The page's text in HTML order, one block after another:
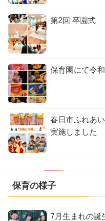
第2回 卒園式
保育園にて令
春日市ふれあ
実施しました
保育の様子
7月生まれの誕